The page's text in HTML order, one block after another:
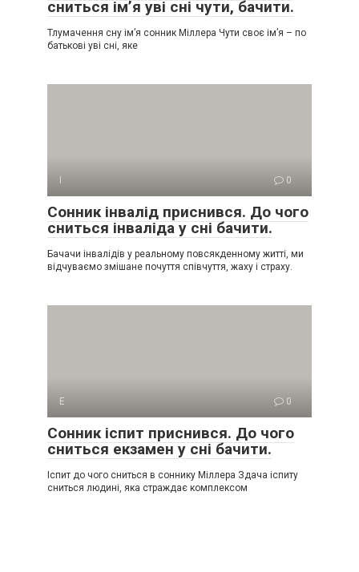
сниться ім’я уві сні чути, бачити.
Тлумачення сну ім’я сонник Міллера Чути своє ім’я – по
батькові уві сні, яке
І 0
Сонник інвалід приснився. До чого
сниться інваліда у сні бачити.
Бачачи інвалідів у реальному повсякденному житті, ми
відчуваємо змішане почуття співчуття, жаху і страху.
Е 0
Сонник іспит приснився. До чого
сниться екзамен у сні бачити.
Іспит до чого сниться в соннику Міллера Здача іспиту
сниться людині, яка страждає комплексом